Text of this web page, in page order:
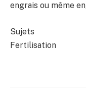
engrais ou même
Sujets
Fertilisation